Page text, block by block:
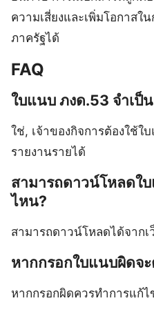
ความเสี่ยงและเพิ่มโอกาส
ภาครัฐได้
FAQ
ใบแนบ ภงด.53 จำเป็
ใช่, เจ้าของกิจการต้องใช้ใ
รายงานรายได้
สามารถดาวน์โหลดใ
ไหน?
สามารถดาวน์โหลดได้จากเ
หากกรอกใบแนบผิดจะ
หากกรอกผิดควรทำการแก้ไ